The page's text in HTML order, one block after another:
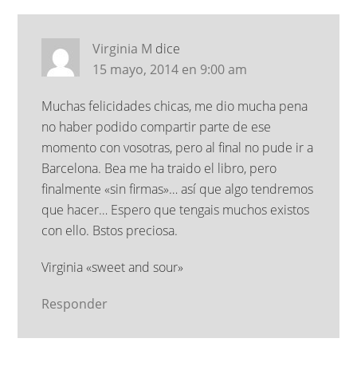
Virginia M dice
15 mayo, 2014 en 9:00 am
Muchas felicidades chicas, me dio mucha pena
no haber podido compartir parte de ese
momento con vosotras, pero al final no pude ir a
Barcelona. Bea me ha traido el libro, pero
finalmente «sin firmas»… así que algo tendremos
que hacer… Espero que tengais muchos existos
con ello. Bstos preciosa.
Virginia «sweet and sour»
Responder